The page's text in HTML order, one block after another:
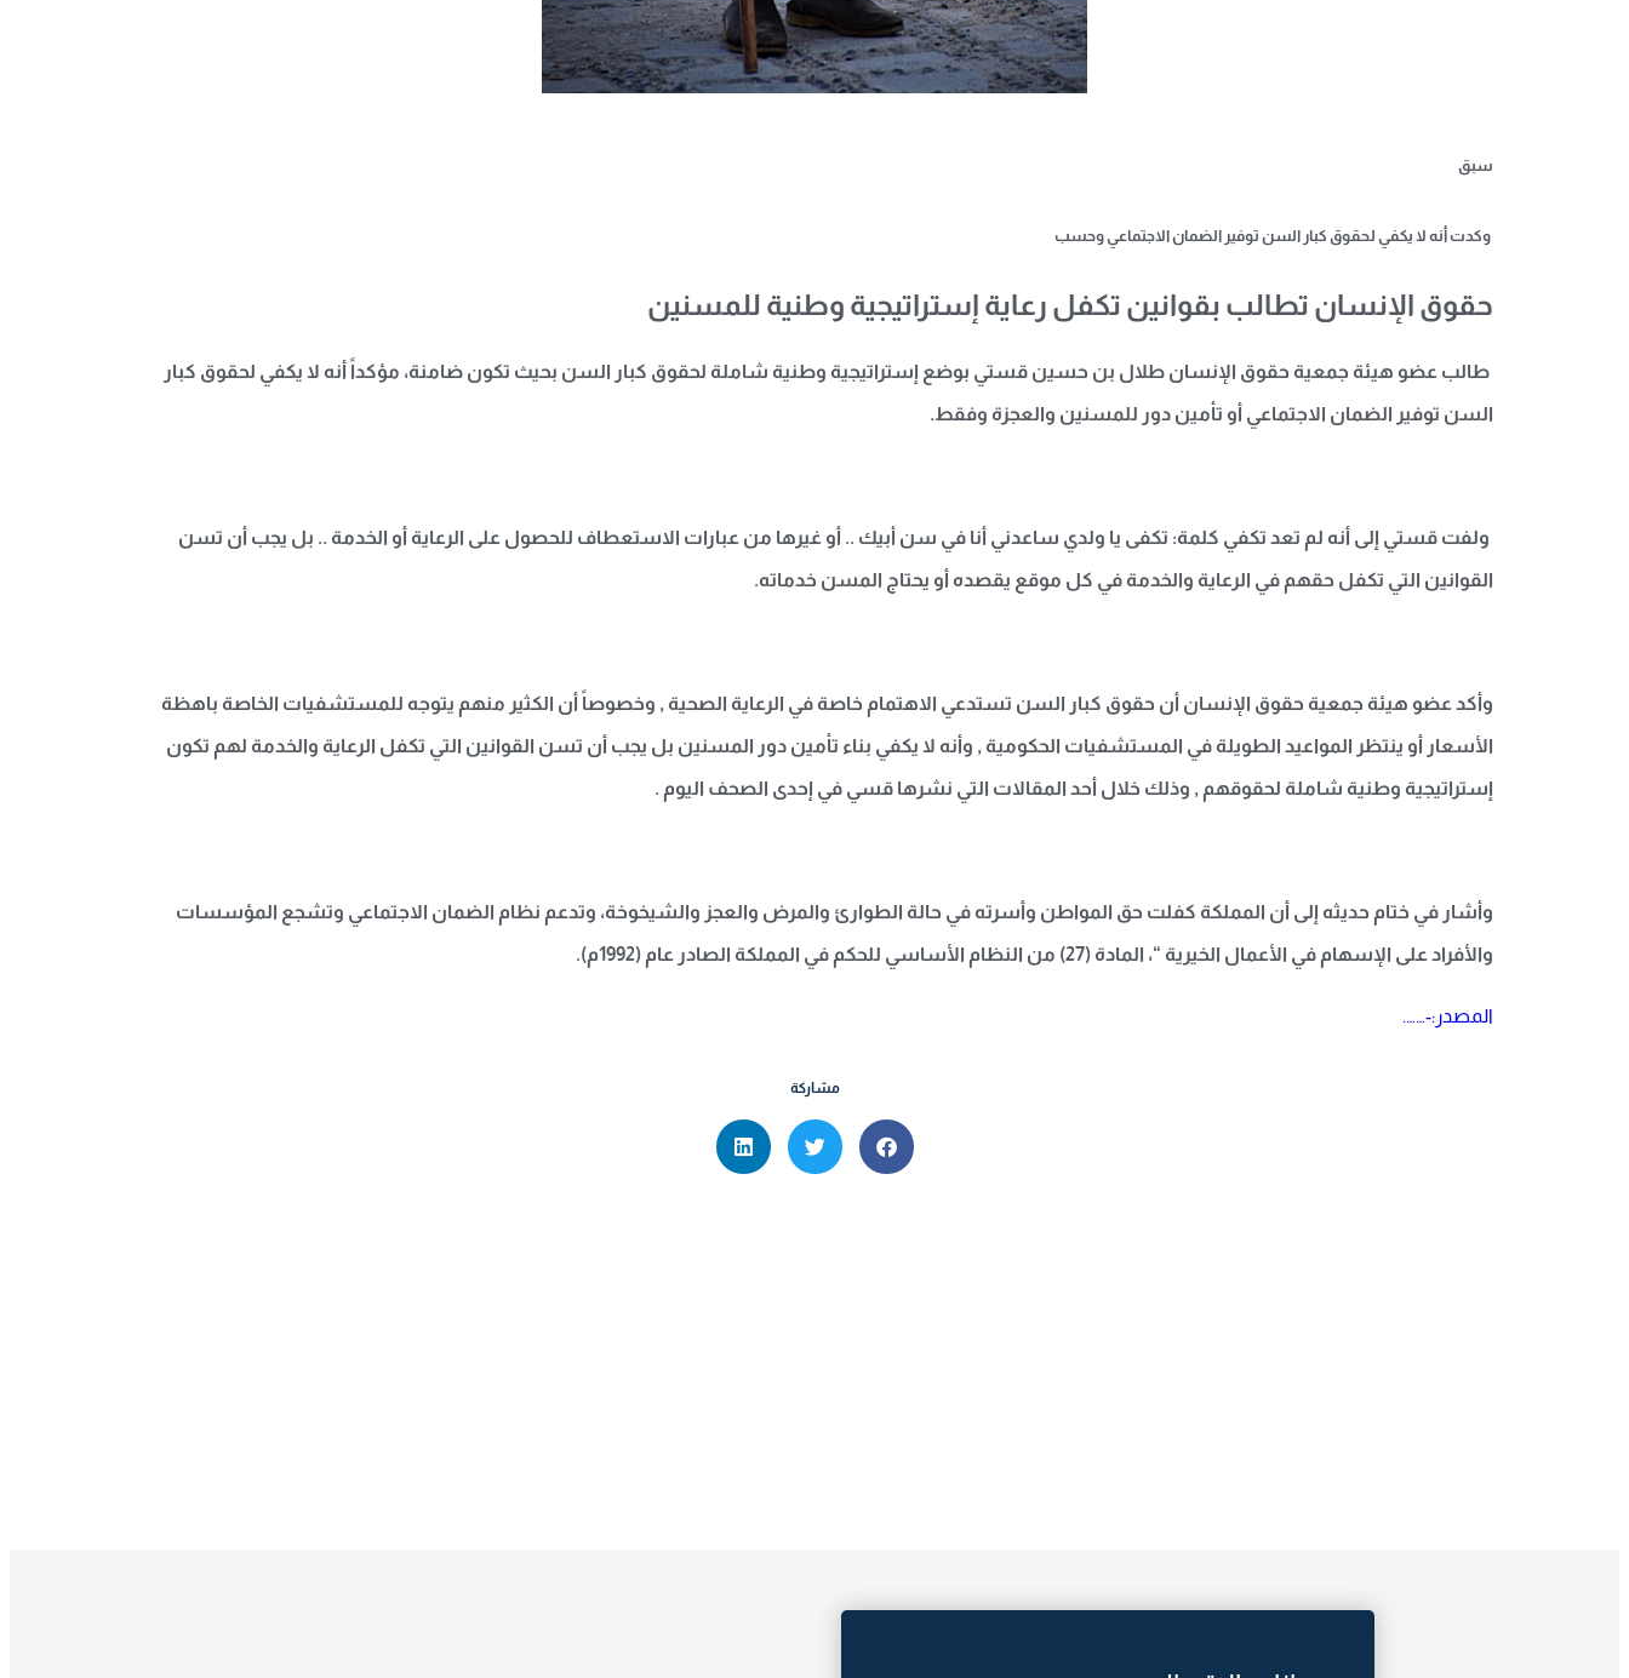
سبق
وكدت أنه لا يكفي لحقوق كبار السن توفير الضمان الاجتماعي وحسب
حقوق الإنسان تطالب بقوانين تكفل رعاية إستراتيجية وطنية للمسنين
طالب عضو هيئة جمعية حقوق الإنسان طلال بن حسين قستي بوضع إستراتيجية وطنية شاملة لحقوق كبار السن بحيث تكون ضامنة، مؤكداً أنه لا يكفي لحقوق كبار
السن توفير الضمان الاجتماعي أو تأمين دور للمسنين والعجزة وفقط.
ولفت قستي إلى أنه لم تعد تكفي كلمة: تكفى يا ولدي ساعدني أنا في سن أبيك .. أو غيرها من عبارات الاستعطاف للحصول على الرعاية أو الخدمة .. بل يجب أن تسن
القوانين التي تكفل حقهم في الرعاية والخدمة في كل موقع يقصده أو يحتاج المسن خدماته.
وأكد عضو هيئة جمعية حقوق الإنسان أن حقوق كبار السن تستدعي الاهتمام خاصة في الرعاية الصحية , وخصوصاً أن الكثير منهم يتوجه للمستشفيات الخاصة باهظة
الأسعار أو ينتظر المواعيد الطويلة في المستشفيات الحكومية , وأنه لا يكفي بناء تأمين دور المسنين بل يجب أن تسن القوانين التي تكفل الرعاية والخدمة لهم تكون
إستراتيجية وطنية شاملة لحقوقهم , وذلك خلال أحد المقالات التي نشرها قسي في إحدى الصحف اليوم .
وأشار في ختام حديثه إلى أن المملكة كفلت حق المواطن وأسرته في حالة الطوارئ والمرض والعجز والشيخوخة، وتدعم نظام الضمان الاجتماعي وتشجع المؤسسات
والأفراد على الإسهام في الأعمال الخيرية “، المادة (27) من النظام الأساسي للحكم في المملكة الصادر عام (1992م).
المصدر:-…….
مشاركة